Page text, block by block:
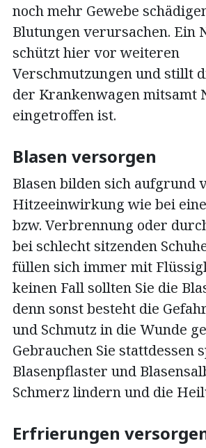
noch mehr Gewebe
Blutungen verursachen. Ein
schützt hier vor weiteren
Verschmutzungen und stillt
der Krankenwagen mitsamt
eingetroffen ist.
Blasen versorgen
Blasen bilden sich aufgrund
Hitzeeinwirkung wie bei
bzw. Verbrennung oder
bei schlecht sitzenden
füllen sich immer mit
keinen Fall sollten Sie die
denn sonst besteht die
und Schmutz in die Wunde
Gebrauchen Sie stattdessen
Blasenpflaster und
Schmerz lindern und die
Erfrierungen